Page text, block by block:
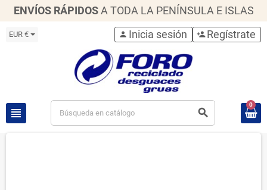
ENVÍOS RÁPIDOS A TODA LA PENÍNSULA E ISLAS
EUR €
view_headline search
person Inicia sesión person_add Regístrate
0